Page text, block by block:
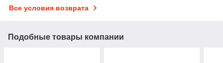
Все условия возврата
Подобные товары компании